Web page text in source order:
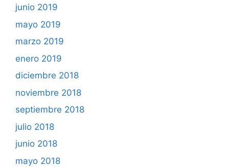
junio 2019
mayo 2019
marzo 2019
enero 2019
diciembre 2018
noviembre 2018
septiembre 2018
julio 2018
junio 2018
mayo 2018